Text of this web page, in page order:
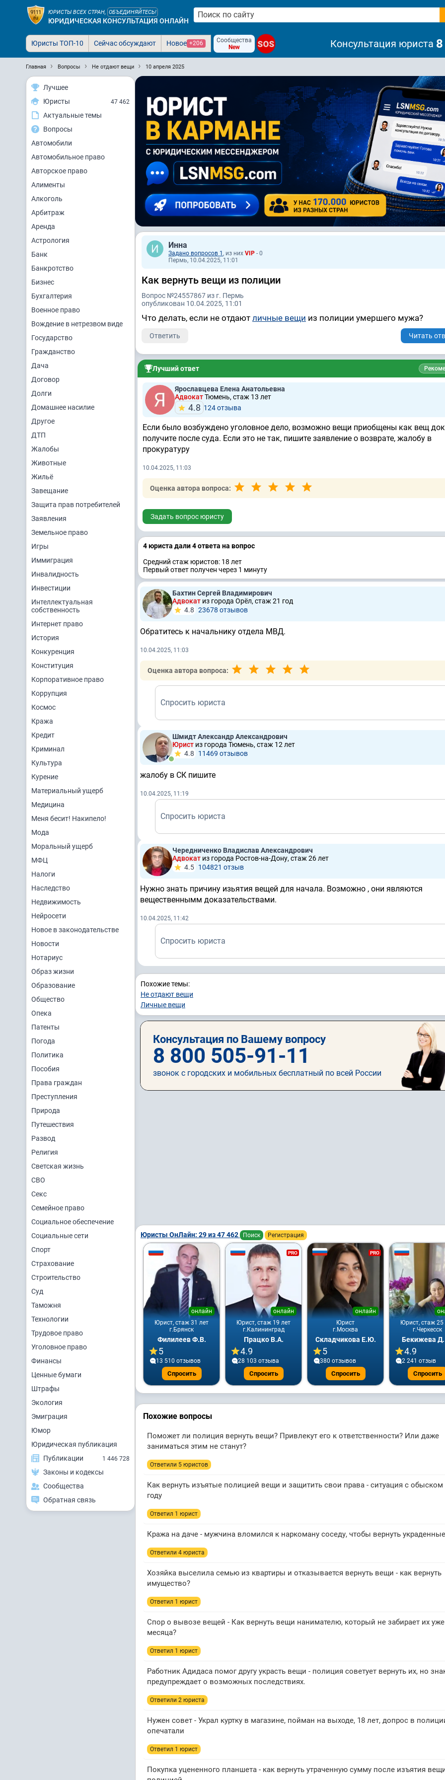
ЮРИСТЫ ВСЕХ СТРАН, ОБЪЕДИНЯЙТЕСЬ!
ЮРИДИЧЕСКАЯ КОНСУЛЬТАЦИЯ ОНЛАЙН
Юристы ТОП-10 Сейчас обсуждают Новое +206
Сообщества
New
SOS Консультация юриста
Главная Вопросы Не отдают вещи 10 апреля 2025
Лучшее
Юристы
47 462
Актуальные темы
Вопросы
Автомобили
Автомобильное право
Авторское право
Алименты
Алкоголь
Арбитраж
Аренда
Астрология
Банк
Банкротство
Бизнес
Бухгалтерия
Военное право
Вождение в нетрезвом виде
Государство
Гражданство
Дача
Договор
Долги
Домашнее насилие
Другое
ДТП
Жалобы
Животные
Жильё
Завещание
Защита прав потребителей
Заявления
Земельное право
Игры
Иммиграция
Инвалидность
Инвестиции
Интеллектуальная
собственность
Интернет право
История
Конкуренция
Конституция
Корпоративное право
Коррупция
Космос
Кража
Кредит
Криминал
Культура
Курение
Материальный ущерб
Медицина
Меня бесит! Накипело!
Мода
Моральный ущерб
МФЦ
Налоги
Наследство
Недвижимость
Нейросети
Новое в законодательстве
Новости
Нотариус
Образ жизни
Образование
Общество
Опека
Патенты
Погода
Политика
Пособия
Права граждан
Преступления
Природа
Путешествия
Развод
Религия
Светская жизнь
СВО
Секс
Семейное право
Социальное обеспечение
Социальные сети
Спорт
Страхование
Строительство
Суд
Таможня
Технологии
Трудовое право
Уголовное право
Финансы
Ценные бумаги
Штрафы
Экология
Эмиграция
Юмор
Юридическая публикация
Публикации
1 446 728
Законы и кодексы
Сообщества
Обратная связь
Инна
Задано вопросов 1 , из них VIP - 0
Пермь, 10.04.2025, 11:01
Как вернуть вещи из полиции
Вопрос №24557867 из г. Пермь
опубликован 10.04.2025, 11:01
Что делать, если не отдают личные вещи из полиции умершего мужа?
Ответить Читать
Лучший ответ
Ярославцева Елена Анатольевна
АдвокатТюмень, стаж 13 лет
4.8 124 отзывa
Если было возбуждено уголовное дело, возможно вещи приобщены как вещ
получите после суда. Если это не так, пишите заявление о возврате, жалобу в
прокуратуру
10.04.2025, 11:03
Оценка автора вопроса:
Задать вопрос юристу
4 юристa дали 4 ответa на вопрос
Средний стаж юристов: 18 лет
Первый ответ получен через 1 минуту
Бахтин Сергей Владимирович
Адвокат из города Орёл, стаж 21 год
4.8 23678 отзывов
Обратитесь к начальнику отдела МВД.
10.04.2025, 11:03
Оценка автора вопроса:
Спросить юриста
Шмидт Александр Александрович
Юрист из города Тюмень, стаж 12 лет
4.8
11469 отзывов
жалобу в СК пишите
10.04.2025, 11:19
Спросить юриста
Чередниченко Владислав Александрович
Адвокат из города Ростов-на-Дону, стаж 26 лет
4.5 104821 отзыв
Нужно знать причину изьятия вещей для начала. Возможно , они являются
вещественнымм доказательствами.
10.04.2025, 11:42
Спросить юриста
Похожие темы:
Не отдают вещи
Личные вещи
Консультация по Вашему вопросу
8 800 505-91-11
звонок с городских и мобильных бесплатный по всей России
Юристы ОнЛайн: 29 из 47 462 Поиск Регистрация
Юрист, стаж 31 лет
онлайн
г.Брянск
Филилеев Ф.В.
5
13 510 отзывов
Спросить
PRO
Юрист, стаж 19 лет
онлайн
г.Калининград
Працко В.А.
4.9
28 103 отзывa
Спросить
PRO
Юрист
онлайн
г.Москва
Складчикова Е.Ю.
5
380 отзывов
Спросить
Юрист, стаж 25
г.Черкесск
Бекижева
4.9
2 241 отзыв
Спросить
Похожие вопросы
Поможет ли полиция вернуть вещи? Привлекут его к ответственности? Или даже
заниматься этим не станут?
Ответили 5 юристов
Как вернуть изъятые полицией вещи и защитить свои права - ситуация с обыском
году
Ответил 1 юрист
Кража на даче - мужчина вломился к наркоману соседу, чтобы вернуть
Ответили 4 юристa
Хозяйка выселила семью из квартиры и отказывается вернуть вещи - как вернуть
имущество?
Ответил 1 юрист
Спор о вывозе вещей - Как вернуть вещи нанимателю, который не забирает их
месяца?
Ответил 1 юрист
Работник Адидаса помог другу украсть вещи - полиция советует вернуть их, но
предупреждает о возможных последствиях.
Ответили 2 юристa
Нужен совет - Украл куртку в магазине, пойман на выходе, 18 лет, допрос в
опечатали
Ответил 1 юрист
Покупка уцененного планшета - как вернуть утраченную сумму после изъятия